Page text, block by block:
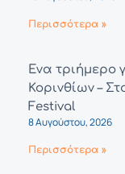
Περισσότερα »
Ένα τριήμερο
Κορινθίων –
Festival
8 Αυγούστου, 2026
Περισσότερα »